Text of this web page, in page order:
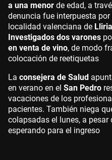
a una menor de edad, a
denuncia fue interpuesta
localidad valenciana de Lliria
Investigados dos varones
en venta de vino, de modo
colocación de reetiquetas
La consejera de Salud
en verano en el San Pedro
vacaciones de los
pacientes. También niega
colapsadas el lunes, a
esperando para el ingreso